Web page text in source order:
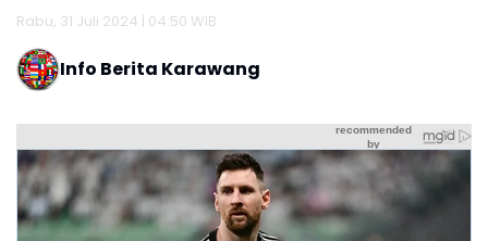
Rabu, 31 Juli 2024 | 04:50 WIB
Info Berita Karawang